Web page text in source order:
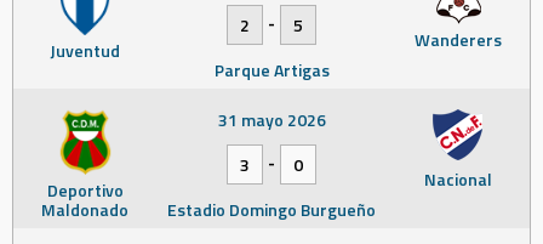
Juventud Wanderers
2
-
5
Parque Artigas
Deportivo
Maldonado
Nacional
31 mayo 2026
3
-
0
Estadio Domingo Burgueño